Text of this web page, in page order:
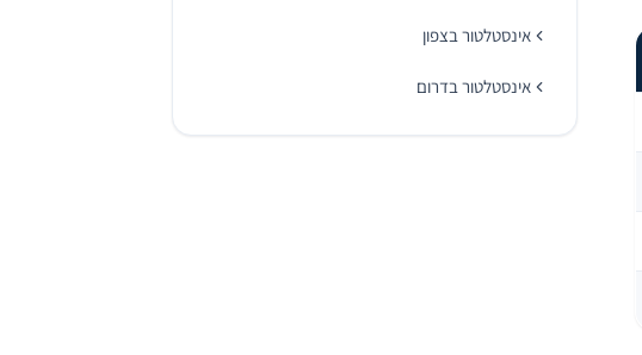
אינסטלטור בצפון
אינסטלטור בדרום